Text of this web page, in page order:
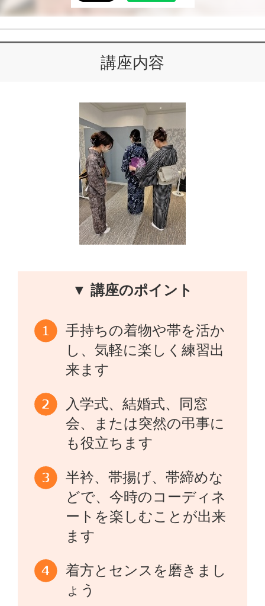
講座内容
▼ 講座のポイント
手持ちの着物や帯を活か
し、気軽に楽しく練習出
来ます
入学式、結婚式、同窓
会、または突然の弔事に
も役立ちます
半衿、帯揚げ、帯締めな
どで、今時のコーディネ
ートを楽しむことが出来
ます
着方とセンスを磨きまし
ょう